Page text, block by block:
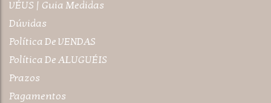
VÉUS | Guia Medidas
Dúvidas
Política De VENDAS
Política De ALUGUÉIS
Prazos
Pagamentos